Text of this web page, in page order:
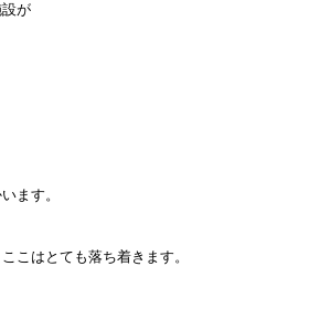
が
ます。
こはとても落ち着きます。